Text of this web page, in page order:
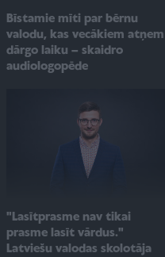
Bīstamie mīti par bērnu
valodu, kas vecākiem atņem
dārgo laiku – skaidro
audiologopēde
"Lasītprasme nav tikai
prasme lasīt vārdus."
Latviešu valodas skolotāja